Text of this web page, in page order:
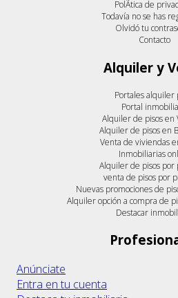
PolÃ­tica de
Todavía no se has
Olvidó tu
Contacto
Alquiler y
Portales alquiler
Portal
Alquiler de pisos en
Alquiler de pisos en
Venta de viviendas
Inmobiliarias
Alquiler de pisos por
venta de pisos por
Nuevas promociones de
Alquiler opción a compra de
Destacar
Anúnciate
Entra en tu cuenta